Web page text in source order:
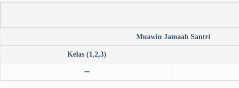
Muawin Jamaah Santri
Kelas (1,2,3)
➖